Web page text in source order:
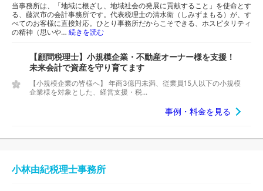
当事務所は、「地域に根ざし、地域社会の発展に貢献すること」を使命とす
る、藤沢市の会計事務所です。代表税理士の清水衛（しみずまもる）が、す
べてのお客様に直接対応。ひとり事務所だからこそできる、ホスピタリティ
の精神（思いや… 続きを読む
【顧問税理士】小規模企業・不動産オーナー様を支援！
未来会計で資産を守り育てます
【小規模企業の皆様へ】 年商3億円未満、従業員15人以下の小規模
企業様を対象とした、経営支援・税...
事例・料金を見る
小林由紀税理士事務所